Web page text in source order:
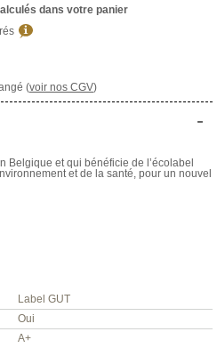
dans votre panier
(voir nos CGV)
-
Belgique et qui bénéficie de l’écolabel
et de la santé, pour un nouvel
Label GUT
Oui
A+